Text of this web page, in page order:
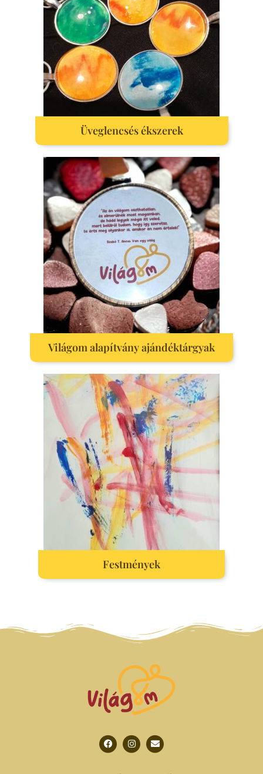
Üveglencsés ékszerek
Világom alapítvány ajándéktárgyak
Festmények